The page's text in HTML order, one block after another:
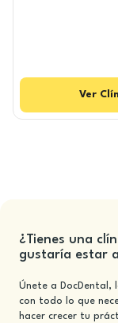
Ver
¿Tienes una
gustaría estar
Únete a
con todo lo que
hacer crecer tu